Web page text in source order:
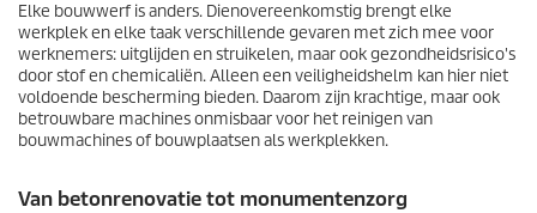
Elke bouwwerf is anders. Dienovereenkomstig brengt elke
werkplek en elke taak verschillende gevaren met zich mee voor
werknemers: uitglijden en struikelen, maar ook gezondheidsrisico's
door stof en chemicaliën. Alleen een veiligheidshelm kan hier niet
voldoende bescherming bieden. Daarom zijn krachtige, maar ook
betrouwbare machines onmisbaar voor het reinigen van
bouwmachines of bouwplaatsen als werkplekken.
Van betonrenovatie tot monumentenzorg